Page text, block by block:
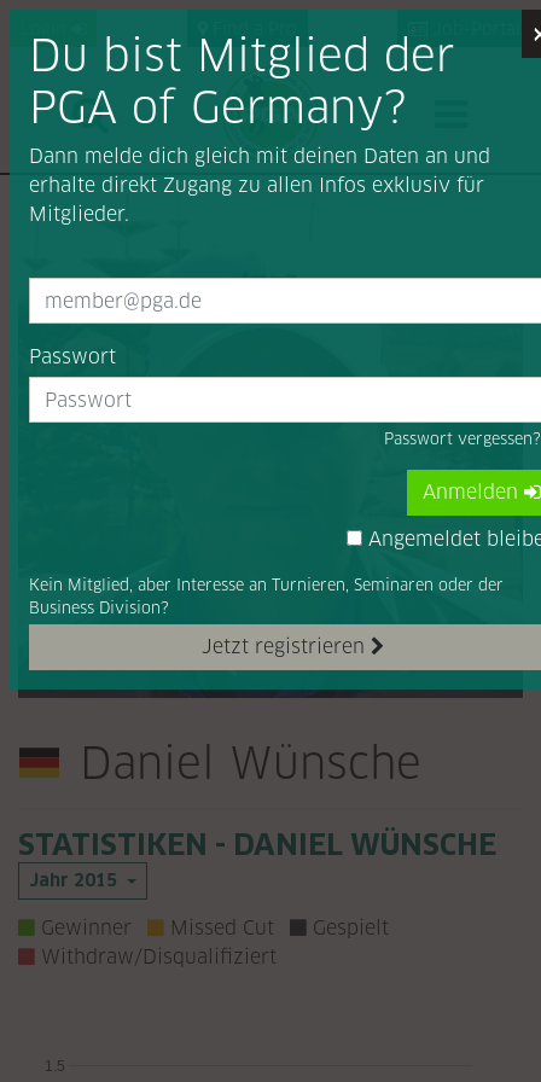
Daniel Wünsche
STATISTIKEN - DANIEL WÜNSCHE
Jahr 2015
Gewinner Missed Cut
Gespielt
Withdraw/Disqualifiziert
1.5
Du bist Mitglied der
PGA of Germany?
Dann melde dich gleich mit deinen Daten an und
erhalte direkt Zugang zu allen Infos exklusiv für
Mitglieder.
Passwort
Passwort
Jetzt registrieren
Kein Mitglied, aber Interesse an Turnieren, Seminaren oder der
Business Division?
Anmelden
Angemeldet